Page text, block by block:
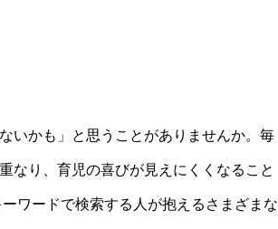
いかも」と思うことがありませんか。毎
なり、育児の喜びが見えにくくなること
ワードで検索する人が抱えるさまざまな